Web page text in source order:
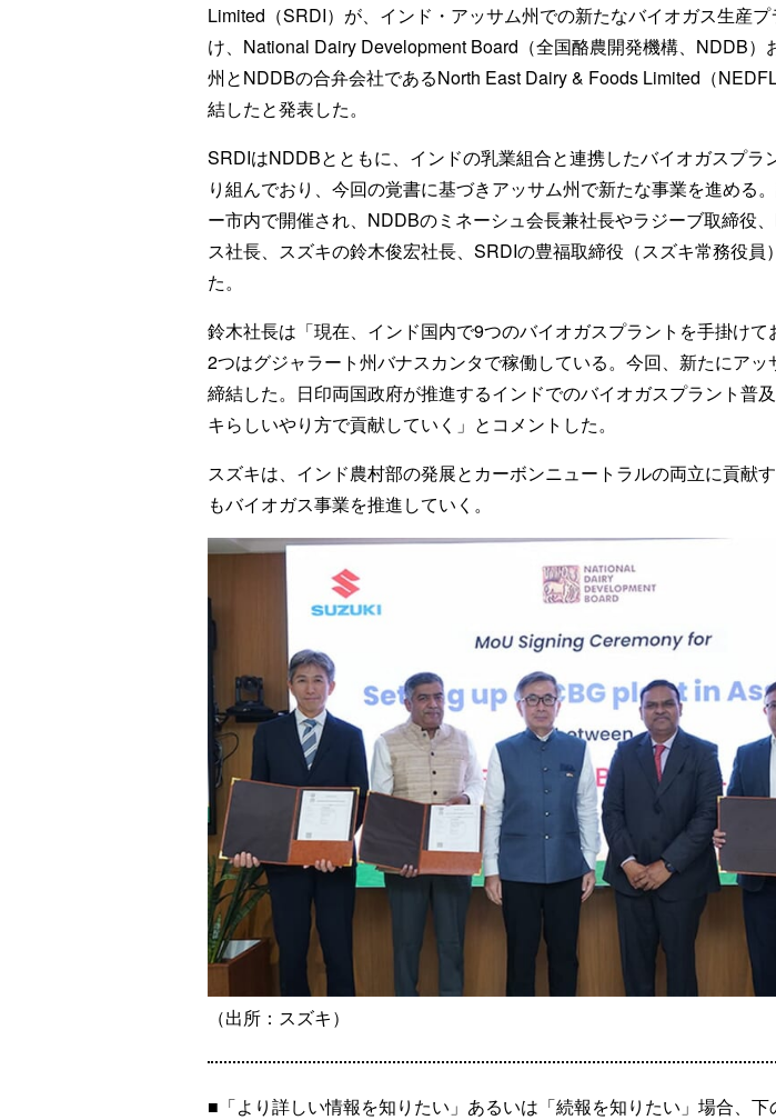
Limited（SRDI）が、インド・アッサム州での新たなバイオガス生産プ
け、National Dairy Development Board（全国酪農開発機構、NDDB）
州とNDDBの合弁会社であるNorth East Dairy & Foods Limited（
結したと発表した。
SRDIはNDDBとともに、インドの乳業組合と連携したバイオガスプラ
り組んでおり、今回の覚書に基づきアッサム州で新たな事業を進める
ー市内で開催され、NDDBのミネーシュ会長兼社長やラジーブ取締役
ス社長、スズキの鈴木俊宏社長、SRDIの豊福取締役（スズキ常務役員
た。
鈴木社長は「現在、インド国内で9つのバイオガスプラントを手掛けて
2つはグジャラート州バナスカンタで稼働している。今回、新たにアッ
締結した。日印両国政府が推進するインドでのバイオガスプラント普
キらしいやり方で貢献していく」とコメントした。
スズキは、インド農村部の発展とカーボンニュートラルの両立に貢献
もバイオガス事業を推進していく。
（出所：スズキ）
■「より詳しい情報を知りたい」あるいは「続報を知りたい」場合、下